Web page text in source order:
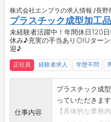
・TQC（製造工
連携をとり行う
を基盤とし、さ
と発展させた管
丸となって品質
・製造工程だけ
企業全体で高品
・11月を「改善
からの改善提案
・社外発表大会
情報交換や学び
【ステップアッ
◇未来を見据えた
・未来の暮らし
業務において努
職場です。
・プラスチック
クのプロを目指
整っています。
・自身の成長が
【社風】
株式会社エンプラの求人情報 /長野
プラスチック成型加工
未経験者活躍中！年間休日120
休み♪充実の手当あり◎IUターン
迎♪
正社員 経験者求人 学歴不問
仕事内容
プラスチック成
っていただきます
【具体的な業務内